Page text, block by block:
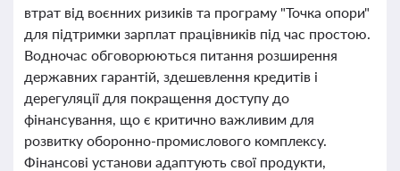
втрат від воєнних ризиків та програму "Точка опори"
для підтримки зарплат працівників під час простою.
Водночас обговорюються питання розширення
державних гарантій, здешевлення кредитів і
дерегуляції для покращення доступу до
фінансування, що є критично важливим для
розвитку оборонно-промислового комплексу.
Фінансові установи адаптують свої продукти,